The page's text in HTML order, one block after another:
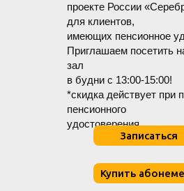
проекте России
для клиентов,
имеющих пенсионное
Приглашаем посетить
зал
в будни с 13:00-15:00!
*скидка действует при
пенсионного
удостоверения.
Записаться
Купить